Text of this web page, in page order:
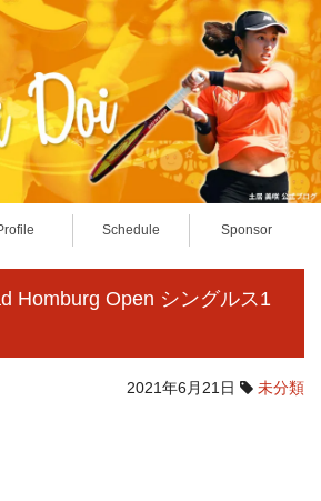
Schedule Sponsor
Homburg Open シングルス1
2021年6月21日
未分類